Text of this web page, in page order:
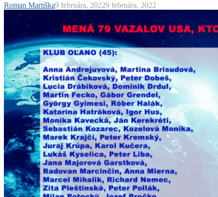
Roman Martiška9 februára, 20229 februára, 2022